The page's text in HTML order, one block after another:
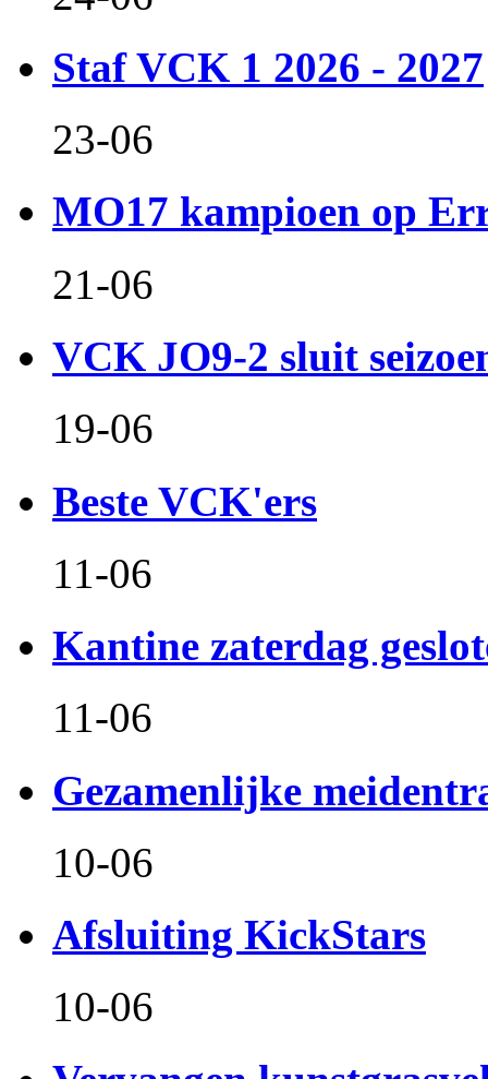
Staf VCK 1 2026 - 2027
23-06
MO17 kampioen op
21-06
VCK JO9-2 sluit
19-06
Beste VCK'ers
11-06
Kantine zaterdag
11-06
Gezamenlijke
10-06
Afsluiting KickStars
10-06